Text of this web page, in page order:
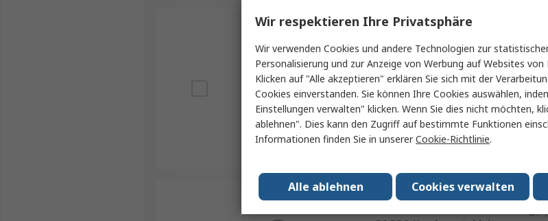
Auf Lager
RS PRO Kondensatableiter,
Horizontal, Vertikal, 14 bar 198
°C Gusseisen mit Kugelgraphit
RS Best.-Nr.720-9229
Auf Lager
Wir respektieren Ihre Privatsphäre
Wir verwenden Cookies und andere Technologien zur
Personalisierung und zur Anzeige von Werbung auf Websites
Klicken auf "Alle akzeptieren" erklären Sie sich mit der
Cookies einverstanden. Sie können Ihre Cookies auswählen,
Einstellungen verwalten" klicken. Wenn Sie dies nicht möchten,
ablehnen". Dies kann den Zugriff auf bestimmte Funktionen
Informationen finden Sie in unsererCookie-Richtlinie.
Cookies verwalten
Alle ablehnen